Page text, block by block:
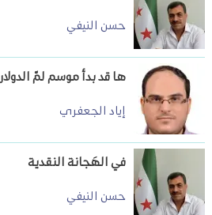
حسن النيفي
ها قد بدأ موسم لمّ
إياد الجعفري
في الهَجانة النقدية
حسن النيفي